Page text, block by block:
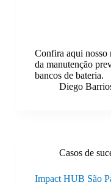
Confira aqui nosso
da manutenção
bancos de bateria.
Diego
Casos de
Impact HUB São